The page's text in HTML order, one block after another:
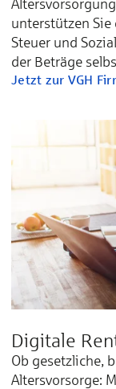
unterstützen Sie
Steuer und
der Beträge
Jetzt zur VGH
Digitale
Ob gesetzliche,
Altersvorsorge: